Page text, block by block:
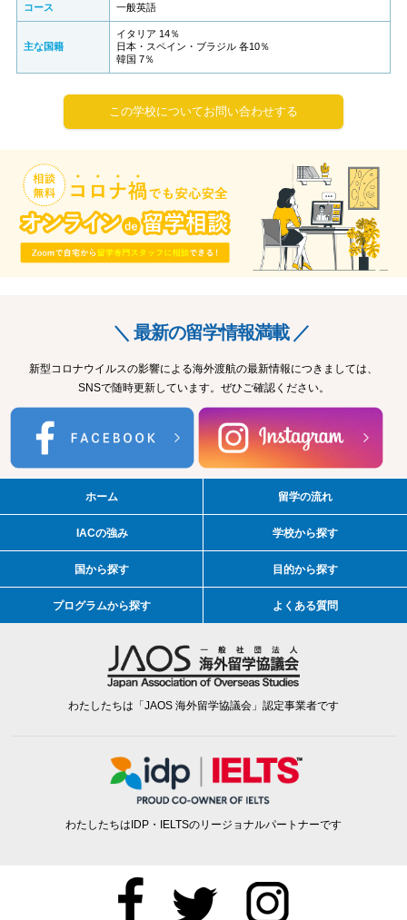
コース 一般英語
主な国籍
イタリア 14％
日本・スペイン・ブラジル 各10％
韓国 7％
この学校についてお問い合わせする
＼ 最新の留学情報満載 ／
新型コロナウイルスの影響による海外渡航の最新情報につきましては、
SNSで随時更新しています。ぜひご確認ください。
ホーム 留学の流れ
IACの強み 学校から探す
国から探す 目的から探す
プログラムから探す よくある質問
わたしたちは「JAOS 海外留学協議会」認定事業者です
わたしたちはIDP・IELTSのリージョナルパートナーです